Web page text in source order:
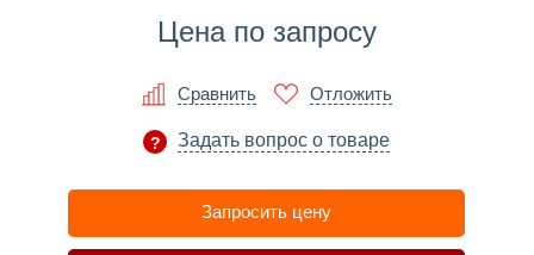
Цена по запросу
Сравнить Отложить
Задать вопрос о товаре
Запросить цену